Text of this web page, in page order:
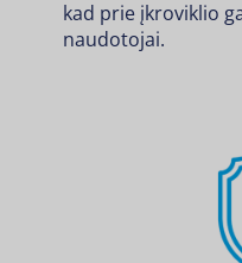
kad prie įkroviklio
naudotojai.